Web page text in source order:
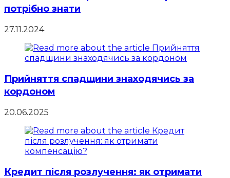
потрібно знати
27.11.2024
Прийняття спадщини знаходячись за
кордоном
20.06.2025
Кредит після розлучення: як отримати